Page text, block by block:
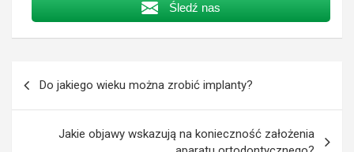
Śledź nas
wpisu
Do jakiego wieku można zrobić implanty?
Jakie objawy wskazują na konieczność założenia